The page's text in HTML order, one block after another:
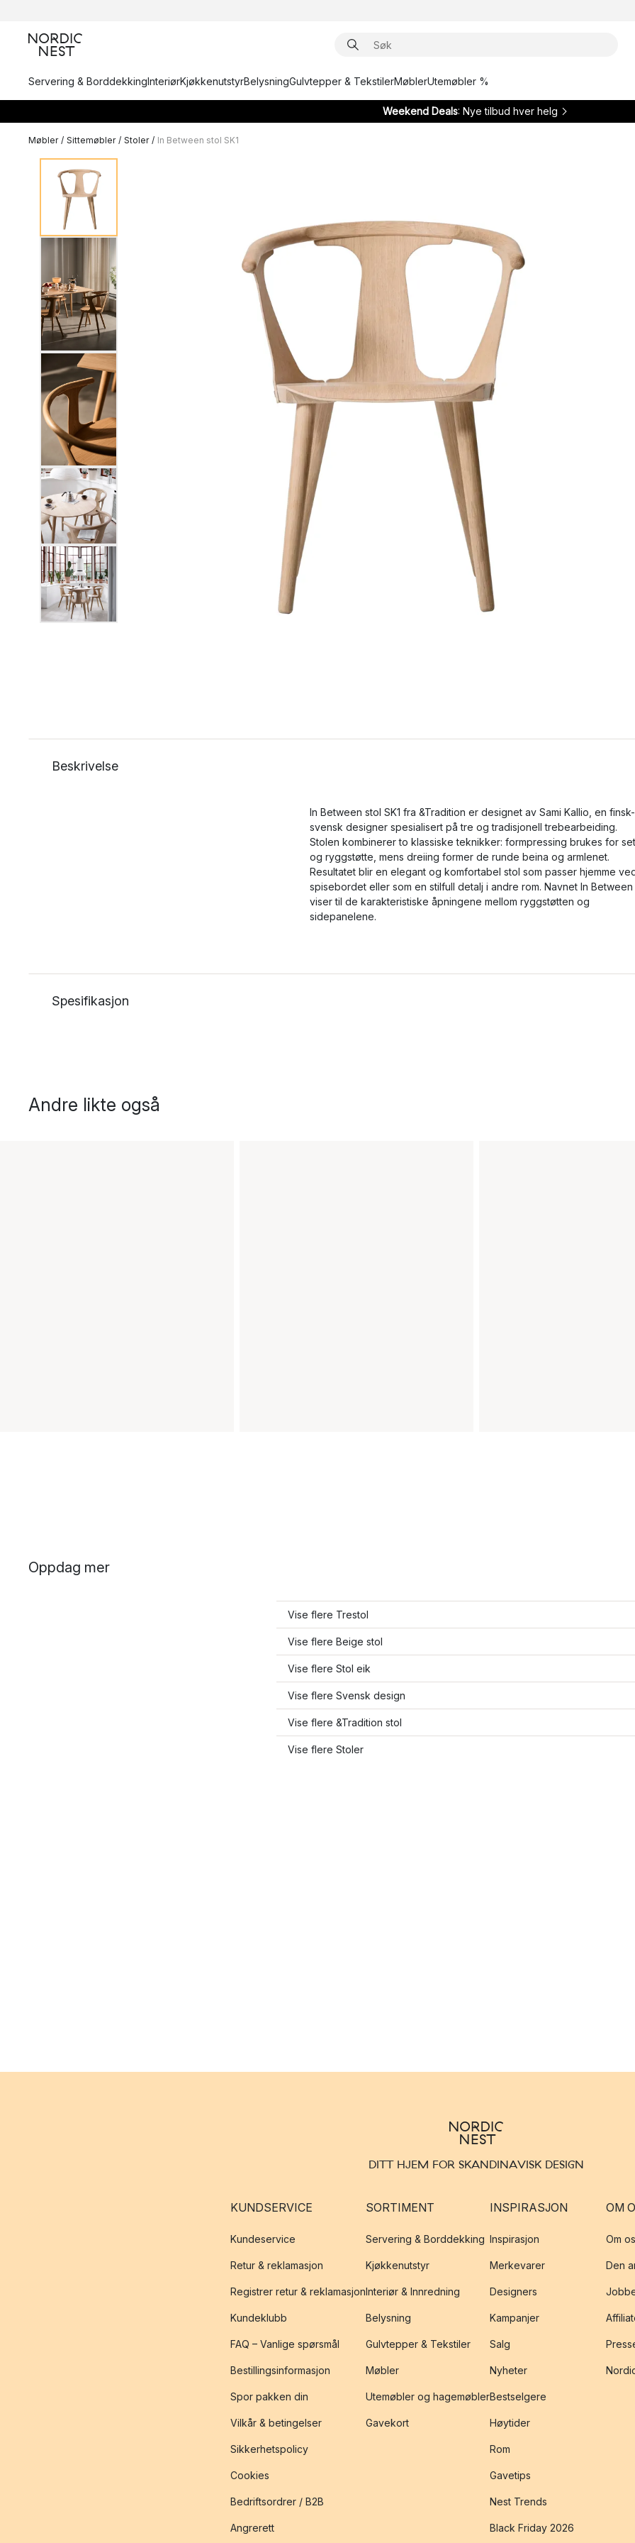
Servering & BorddekkingInteriørKjøkkenutstyrBelysningGulvtepper & TekstilerMøblerUtemøbler %
Weekend Deals: Nye tilbud hver helg
Møbler / Sittemøbler / Stoler / In Between stol SK1
Beskrivelse
In Between stol SK1 fra &Tradition er designet av Sami Kallio, en finsk-
svensk designer spesialisert på tre og tradisjonell trebearbeiding.
Stolen kombinerer to klassiske teknikker: formpressing brukes for
og ryggstøtte, mens dreiing former de runde beina og armlenet.
Resultatet blir en elegant og komfortabel stol som passer hjemme
spisebordet eller som en stilfull detalj i andre rom. Navnet In Between
viser til de karakteristiske åpningene mellom ryggstøtten og
sidepanelene.
Spesifikasjon
Andre likte også
Oppdag mer
Vise flere Trestol
Vise flere Beige stol
Vise flere Stol eik
Vise flere Svensk design
Vise flere &Tradition stol
Vise flere Stoler
DITT HJEM FOR SKANDINAVISK DESIGN
KUNDSERVICE
Kundeservice
Retur & reklamasjon
Registrer retur & reklamasjon
Kundeklubb
FAQ – Vanlige spørsmål
Bestillingsinformasjon
Spor pakken din
Vilkår & betingelser
Sikkerhetspolicy
Cookies
Bedriftsordrer / B2B
Angrerett
SORTIMENT
Servering & Borddekking
Kjøkkenutstyr
Interiør & Innredning
Belysning
Gulvtepper & Tekstiler
Møbler
Utemøbler og hagemøbler
Gavekort
INSPIRASJON
Inspirasjon
Merkevarer
Designers
Kampanjer
Salg
Nyheter
Bestselgere
Høytider
Rom
Gavetips
Nest Trends
Black Friday 2026
OM
Om
Den